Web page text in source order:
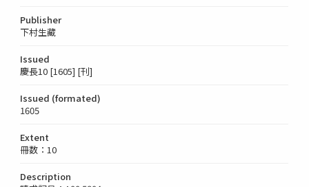
Publisher
下村生藏
Issued
慶長10 [1605] [刊]
Issued (formated)
1605
Extent
冊数：10
Description